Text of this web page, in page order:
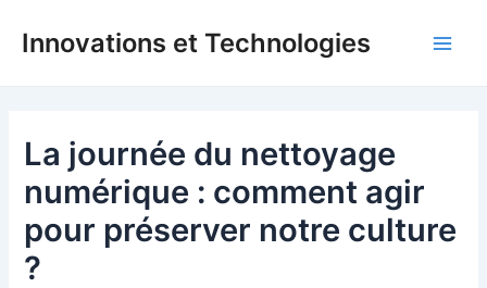
Innovations et Technologies
La journée du nettoyage
numérique : comment agir
pour préserver notre culture
?